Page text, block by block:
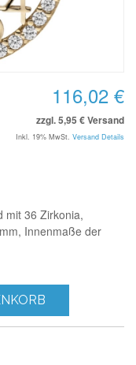
116,02 €
zzgl. 5,95 € Versand
Inkl. 19% MwSt. Versand Details
mit 36 Zirkonia,
Innenmaße der